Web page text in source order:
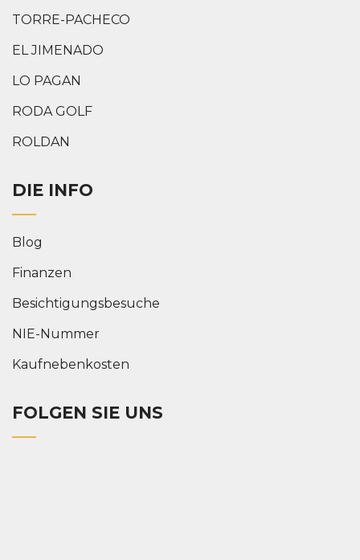
TORRE-PACHECO
EL JIMENADO
LO PAGAN
RODA GOLF
ROLDAN
DIE INFO
Blog
Finanzen
Besichtigungsbesuche
NIE-Nummer
Kaufnebenkosten
FOLGEN SIE UNS